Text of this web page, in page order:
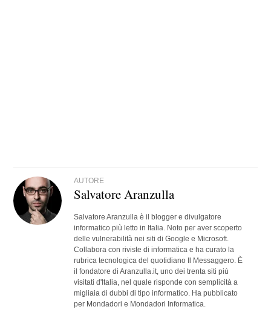
AUTORE
Salvatore Aranzulla
Salvatore Aranzulla è il blogger e divulgatore
informatico più letto in Italia. Noto per aver scoperto
delle vulnerabilità nei siti di Google e Microsoft.
Collabora con riviste di informatica e ha curato la
rubrica tecnologica del quotidiano Il Messaggero. È
il fondatore di Aranzulla.it, uno dei trenta siti più
visitati d'Italia, nel quale risponde con semplicità a
migliaia di dubbi di tipo informatico. Ha pubblicato
per Mondadori e Mondadori Informatica.